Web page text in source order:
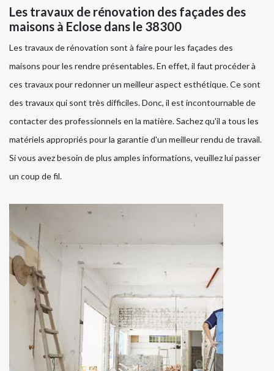
Les travaux de rénovation des façades des
maisons à Eclose dans le 38300
Les travaux de rénovation sont à faire pour les façades des
maisons pour les rendre présentables. En effet, il faut procéder à
ces travaux pour redonner un meilleur aspect esthétique. Ce sont
des travaux qui sont très difficiles. Donc, il est incontournable de
contacter des professionnels en la matière. Sachez qu'il a tous les
matériels appropriés pour la garantie d'un meilleur rendu de travail.
Si vous avez besoin de plus amples informations, veuillez lui passer
un coup de fil.